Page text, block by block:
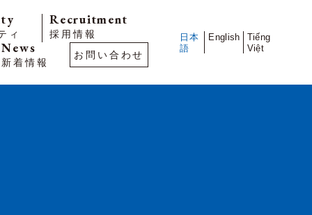
ィ
Recruitment
採用情報
News
新着情報
お問い合わせ
日本
語
English
Tiếng
Việt